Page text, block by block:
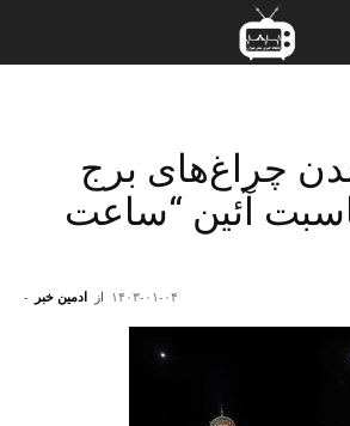
چراغ‌های برج
آئین “ساعت
از ادمین خبر - ۱۴۰۳-۰۱-۰۴